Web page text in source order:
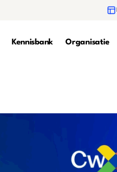
Kennisbank Organisatie